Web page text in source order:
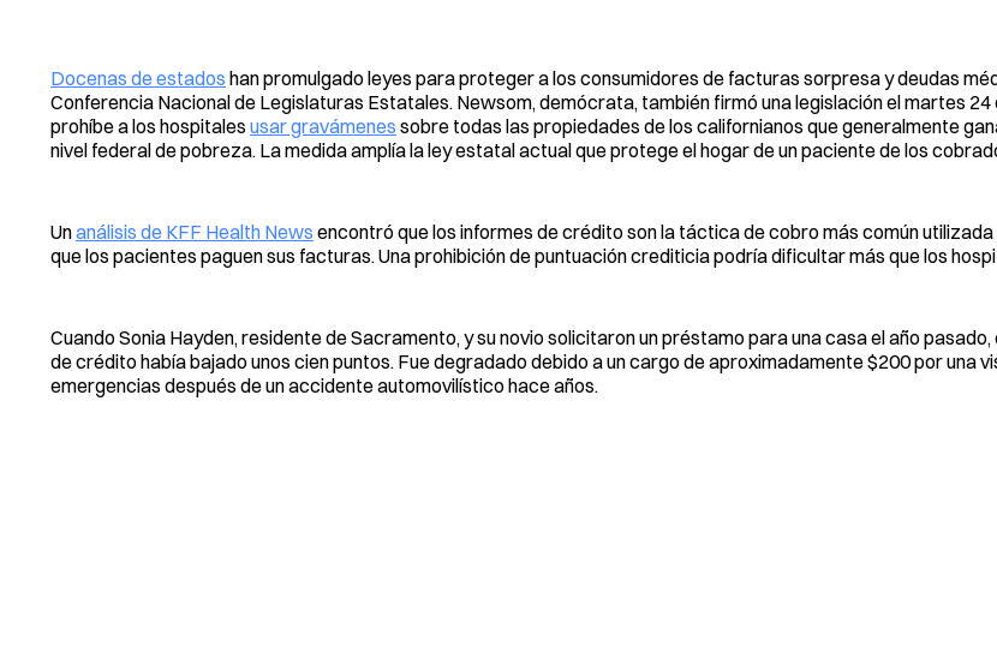
Docenas de estados han promulgado leyes para proteger a los consumidores de facturas sorpresa y deudas
Conferencia Nacional de Legislaturas Estatales. Newsom, demócrata, también firmó una legislación el martes
prohíbe a los hospitales usar gravámenes sobre todas las propiedades de los californianos que generalmente
nivel federal de pobreza. La medida amplía la ley estatal actual que protege el hogar de un paciente de los
Unanálisis de KFF Health News encontró que los informes de crédito son la táctica de cobro más común
que los pacientes paguen sus facturas. Una prohibición de puntuación crediticia podría dificultar más que los
Cuando Sonia Hayden, residente de Sacramento, y su novio solicitaron un préstamo para una casa el año
de crédito había bajado unos cien puntos. Fue degradado debido a un cargo de aproximadamente $200 por una
emergencias después de un accidente automovilístico hace años.